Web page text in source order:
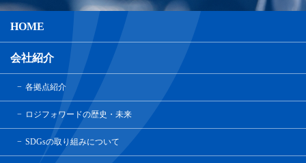
HOME
会社紹介
各拠点紹介
ロジフォワードの歴史・未来
SDGsの取り組みについて